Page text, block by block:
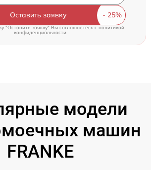
Оставить заявку
"Оставить заявку" Вы соглашаетесь c политикой
конфиденциальности
модели
машин
FRANKE